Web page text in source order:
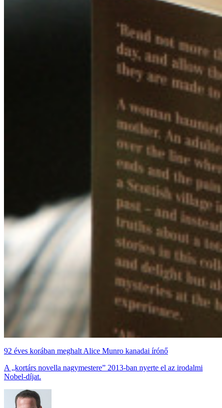
92 éves korában meghalt Alice Munro kanadai írónő
A „kortárs novella nagymestere” 2013-ban nyerte el az irodalmi
Nobel-díjat.